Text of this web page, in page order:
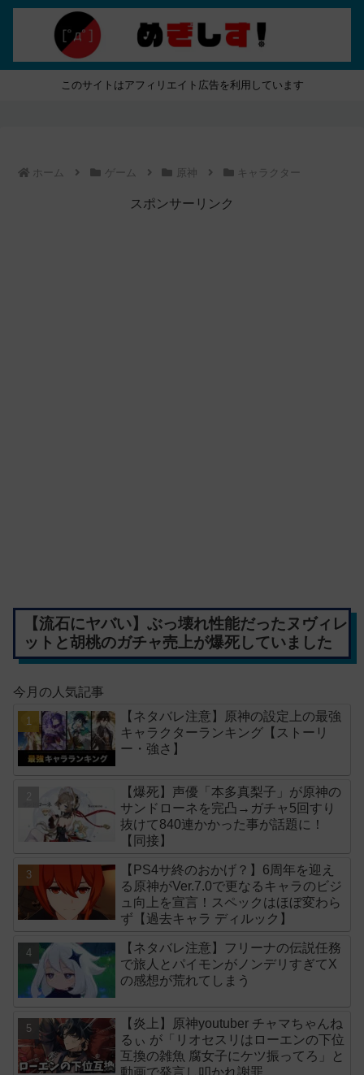
このサイトはアフィリエイト広告を利用しています
ホーム ゲーム 原神 キャラクター
スポンサーリンク
【流石にヤバい】ぶっ壊れ性能だったヌヴィレ
ットと胡桃のガチャ売上が爆死していました
今月の人気記事
【ネタバレ注意】原神の設定上の最強
キャラクターランキング【ストーリ
ー・強さ】
【爆死】声優「本多真梨子」が原神の
サンドローネを完凸→ガチャ5回すり
抜けて840連かかった事が話題に！
【同接】
【PS4サ終のおかげ？】6周年を迎え
る原神がVer.7.0で更なるキャラのビジ
ュ向上を宣言！スペックはほぼ変わら
ず【過去キャラ ディルック】
【ネタバレ注意】フリーナの伝説任務
で旅人とパイモンがノンデリすぎてX
の感想が荒れてしまう
【炎上】原神youtuber チャマちゃんね
るぃ が「リオセスリはローエンの下位
互換の雑魚 腐女子にケツ振ってろ」と